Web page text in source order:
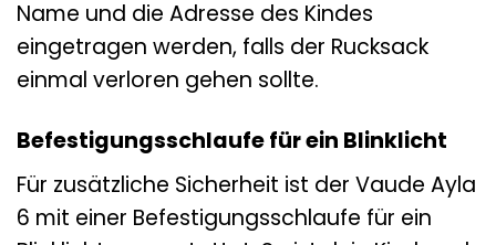
Name und die Adresse des Kindes
eingetragen werden, falls der Rucksack
einmal verloren gehen sollte.
Befestigungsschlaufe für ein Blinklicht
Für zusätzliche Sicherheit ist der Vaude Ayla
6 mit einer Befestigungsschlaufe für ein